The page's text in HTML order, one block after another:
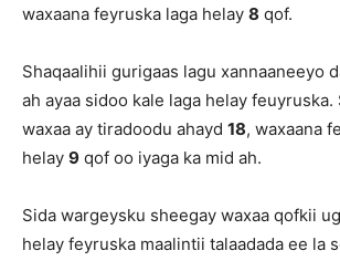
waxaana feyruska laga helay 8 qof.
Shaqaalihii gurigaas lagu xannaaneeyo
ah ayaa sidoo kale laga helay feuyruska.
waxaa ay tiradoodu ahayd 18, waxaana
helay 9 qof oo iyaga ka mid ah.
Sida wargeysku sheegay waxaa qofkii
helay feyruska maalintii talaadada ee la